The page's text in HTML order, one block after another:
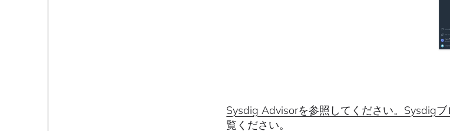
Sysdig Advisorを参照してください。Sysdig
覧ください。